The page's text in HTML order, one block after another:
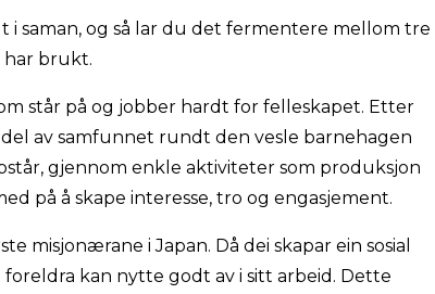
i saman, og så lar du det fermentere mellom tre
har brukt.
står på og jobber hardt for felleskapet. Etter
av samfunnet rundt den vesle barnehagen
gjennom enkle aktiviteter som produksjon
på å skape interesse, tro og engasjement.
misjonærane i Japan. Då dei skapar ein sosial
kan nytte godt av i sitt arbeid. Dette